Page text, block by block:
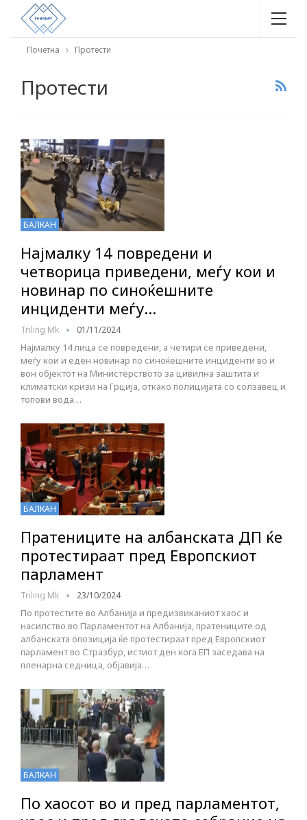
Почетна Протести
Протести
БАЛКАН
Најмалку 14 повредени и
четворица приведени, меѓу кои и
новинар по синоќешните
инциденти меѓу…
Triling Mk 01/11/2024
Најмалку 14 лица се повредени, а четири се приведени,
меѓу кои и еден новинар по синоќешните инциденти во и
вон објектот на Министерството за цивилна заштита и
климатски кризи на Грција, откако полицијата со солзавец и
топови вода…
БАЛКАН
Пратениците на албанската ДП ќе
протестираат пред Европскиот
парламент
Triling Mk 23/10/2024
По протестите во Албанија и предизвиканиот хаос и
насилство во Парламентот на Албанија, пратениците од
албанската опозиција ќе протестираат пред Европскиот
парламент во Стразбур, истиот ден кога ЕП заседава на
пленарна седница, објавија…
БАЛКАН
По хаосот во и пред парламентот,